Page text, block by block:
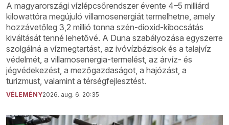
A magyarországi vízlépcsőrendszer évente 4–5 milliárd
kilowattóra megújuló villamosenergiát termelhetne, amely
hozzávetőleg 3,2 millió tonna szén-dioxid-kibocsátás
kiváltását tenné lehetővé. A Duna szabályozása egyszerre
szolgálná a vízmegtartást, az ivóvízbázisok és a talajvíz
védelmét, a villamosenergia-termelést, az árvíz- és
jégvédekezést, a mezőgazdaságot, a hajózást, a
turizmust, valamint a térségfejlesztést.
VÉLEMÉNY2026. aug. 6. 20:35